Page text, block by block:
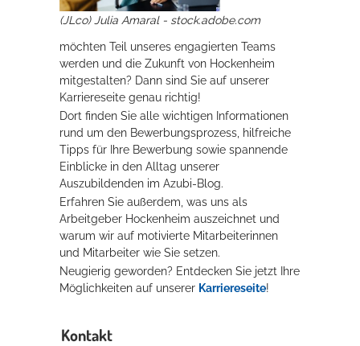
Service
Konzerte, Tagungen und vieles mehr
Die Stadthalle Hockenheim bietet den perfekten Standort für Events
mehr dazu...
(JLco) Julia Amaral - stock.adobe.com
möchten Teil unseres engagierten Teams
werden und die Zukunft von Hockenheim
mitgestalten? Dann sind Sie auf unserer
Karriereseite genau richtig!
Dort finden Sie alle wichtigen Informationen
rund um den Bewerbungsprozess, hilfreiche
Tipps für Ihre Bewerbung sowie spannende
Einblicke in den Alltag unserer
Auszubildenden im Azubi-Blog.
Erfahren Sie außerdem, was uns als
Arbeitgeber Hockenheim auszeichnet und
warum wir auf motivierte Mitarbeiterinnen
und Mitarbeiter wie Sie setzen.
Neugierig geworden? Entdecken Sie jetzt Ihre
Möglichkeiten auf unserer Karriereseite!
Kontakt